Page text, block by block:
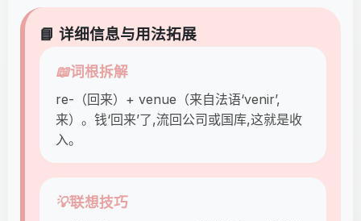
📘 详细信息与用法拓展
📖词根拆解
re-（回来）+ venue（来自法语‘venir’,
来）。钱‘回来’了,流回公司或国库,这就是收
入。
💡联想技巧